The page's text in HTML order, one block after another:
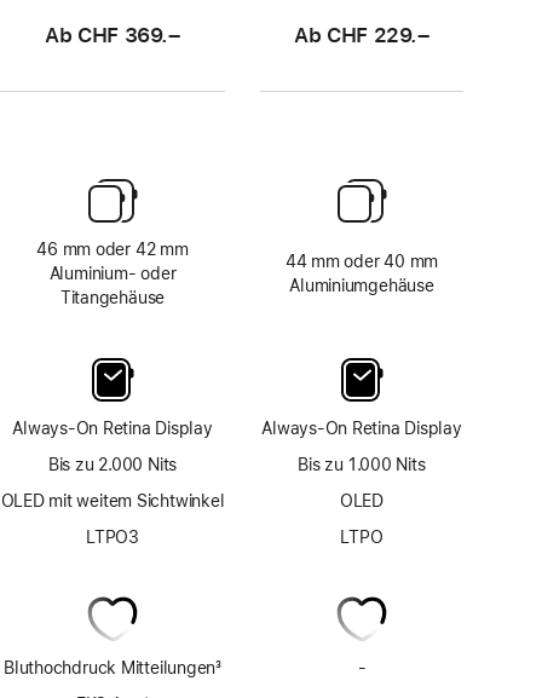
Ab CHF 369.–
46 mm oder 42 mm
Aluminium‑ oder
Titangehäuse
Always-On Retina Display
Bis zu 2.000 Nits
OLED mit weitem Sichtwinkel
LTPO3
Bluthochdruck Mitteilungen3
Ab CHF 229.–
44 mm oder 40 mm
Aluminiumgehäuse
Always-On Retina Display
Bis zu 1.000 Nits
OLED
LTPO
-